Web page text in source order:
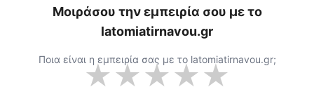
Μοιράσου την εμπειρία σου με το
latomiatirnavou.gr
Ποια είναι η εμπειρία σας με το latomiatirnavou.gr;
★★★★★